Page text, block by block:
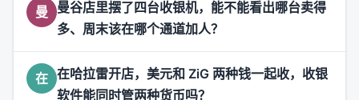
曼
曼谷店里摆了四台收银机，能不能看出哪台卖得
多、周末该在哪个通道加人？
在 在哈拉雷开店，美元和 ZiG 两种钱一起收，收银
软件能同时管两种货币吗？